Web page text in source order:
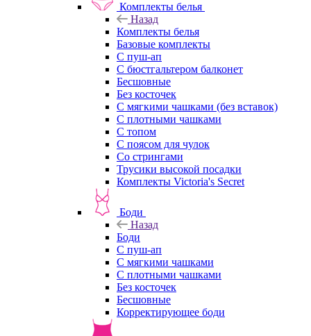
Комплекты белья
Назад
Комплекты белья
Базовые комплекты
С пуш-ап
С бюстгальтером балконет
Бесшовные
Без косточек
С мягкими чашками (без вставок)
С плотными чашками
С топом
С поясом для чулок
Со стрингами
Трусики высокой посадки
Комплекты Victoria's Secret
Боди
Назад
Боди
С пуш-ап
С мягкими чашками
С плотными чашками
Без косточек
Бесшовные
Корректирующее боди